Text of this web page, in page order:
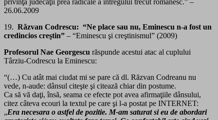
26.06.2009
19. Răzvan Codrescu: “Ne place sau nu, Eminescu n-a fost un
credincios creştin” – “Eminescu şi creştinismul” (2009)
Profesorul Nae Georgescu răspunde acestui atac al cuplului
Târziu-Codrescu la Eminescu:
“(…) Cu atât mai ciudat mi se pare că dl. Răzvan Codreanu nu
vede, n-aude: dânsul citeşte şi citează chiar din postume.
Ca să vă daţi, însă, seama ce efecte pot avea afirmaţiile dânsului,
citez câteva ecouri la textul pe care şi l-a postat pe INTERNET:
„Era necesara o astfel de pozitie. M-am saturat si eu de abordari